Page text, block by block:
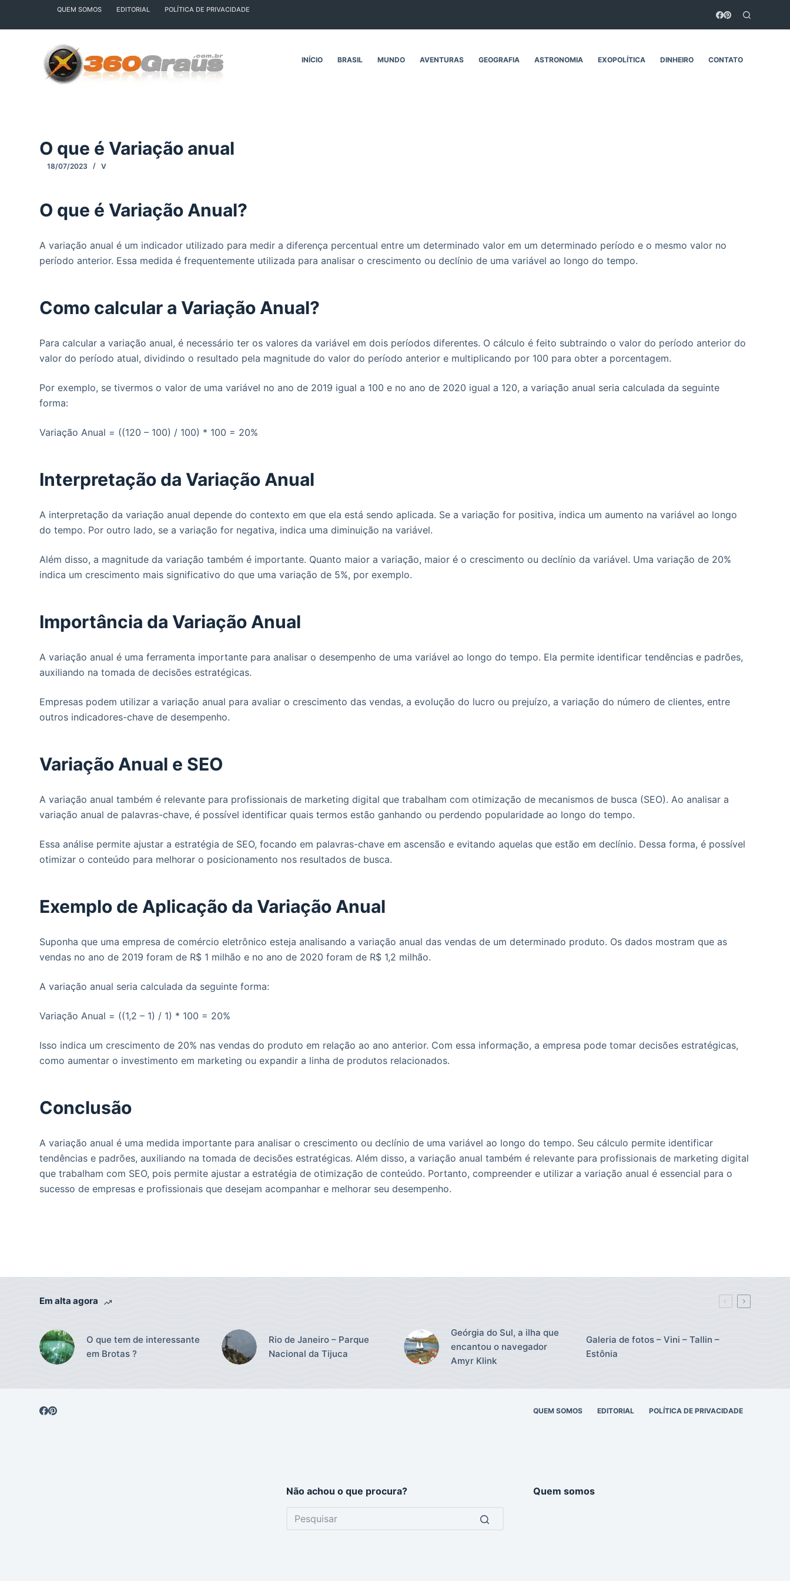
u
QUEM SOMOS EDITORIAL POLÍTICA DE PRIVACIDADE
INÍCIO BRASIL MUNDO AVENTURAS GEOGRAFIA ASTRONOMIA EXOPOLÍTICA DINHEIRO CONTATO
O que é Variação anual
18/07/2023 V
O que é Variação Anual?
A variação anual é um indicador utilizado para medir a diferença percentual entre um determinado valor em um determinado período e o mesmo valor no
período anterior. Essa medida é frequentemente utilizada para analisar o crescimento ou declínio de uma variável ao longo do tempo.
Como calcular a Variação Anual?
Para calcular a variação anual, é necessário ter os valores da variável em dois períodos diferentes. O cálculo é feito subtraindo o valor do período anterior do
valor do período atual, dividindo o resultado pela magnitude do valor do período anterior e multiplicando por 100 para obter a porcentagem.
Por exemplo, se tivermos o valor de uma variável no ano de 2019 igual a 100 e no ano de 2020 igual a 120, a variação anual seria calculada da seguinte
forma:
Variação Anual = ((120 – 100) / 100) * 100 = 20%
Interpretação da Variação Anual
A interpretação da variação anual depende do contexto em que ela está sendo aplicada. Se a variação for positiva, indica um aumento na variável ao longo
do tempo. Por outro lado, se a variação for negativa, indica uma diminuição na variável.
Além disso, a magnitude da variação também é importante. Quanto maior a variação, maior é o crescimento ou declínio da variável. Uma variação de 20%
indica um crescimento mais significativo do que uma variação de 5%, por exemplo.
Importância da Variação Anual
A variação anual é uma ferramenta importante para analisar o desempenho de uma variável ao longo do tempo. Ela permite identificar tendências e padrões,
auxiliando na tomada de decisões estratégicas.
Empresas podem utilizar a variação anual para avaliar o crescimento das vendas, a evolução do lucro ou prejuízo, a variação do número de clientes, entre
outros indicadores-chave de desempenho.
Variação Anual e SEO
A variação anual também é relevante para profissionais de marketing digital que trabalham com otimização de mecanismos de busca (SEO). Ao analisar a
variação anual de palavras-chave, é possível identificar quais termos estão ganhando ou perdendo popularidade ao longo do tempo.
Essa análise permite ajustar a estratégia de SEO, focando em palavras-chave em ascensão e evitando aquelas que estão em declínio. Dessa forma, é possível
otimizar o conteúdo para melhorar o posicionamento nos resultados de busca.
Exemplo de Aplicação da Variação Anual
Suponha que uma empresa de comércio eletrônico esteja analisando a variação anual das vendas de um determinado produto. Os dados mostram que as
vendas no ano de 2019 foram de R$ 1 milhão e no ano de 2020 foram de R$ 1,2 milhão.
A variação anual seria calculada da seguinte forma:
Variação Anual = ((1,2 – 1) / 1) * 100 = 20%
Isso indica um crescimento de 20% nas vendas do produto em relação ao ano anterior. Com essa informação, a empresa pode tomar decisões estratégicas,
como aumentar o investimento em marketing ou expandir a linha de produtos relacionados.
Conclusão
A variação anual é uma medida importante para analisar o crescimento ou declínio de uma variável ao longo do tempo. Seu cálculo permite identificar
tendências e padrões, auxiliando na tomada de decisões estratégicas. Além disso, a variação anual também é relevante para profissionais de marketing digital
que trabalham com SEO, pois permite ajustar a estratégia de otimização de conteúdo. Portanto, compreender e utilizar a variação anual é essencial para o
sucesso de empresas e profissionais que desejam acompanhar e melhorar seu desempenho.
Em alta agora
O que tem de interessante
em Brotas ?
Rio de Janeiro – Parque
Nacional da Tijuca
Geórgia do Sul, a ilha que
encantou o navegador
Amyr Klink
Galeria de fotos – Vini – Tallin –
Estônia
QUEM SOMOS EDITORIAL POLÍTICA DE PRIVACIDADE
Não achou o que procura? Quem somos